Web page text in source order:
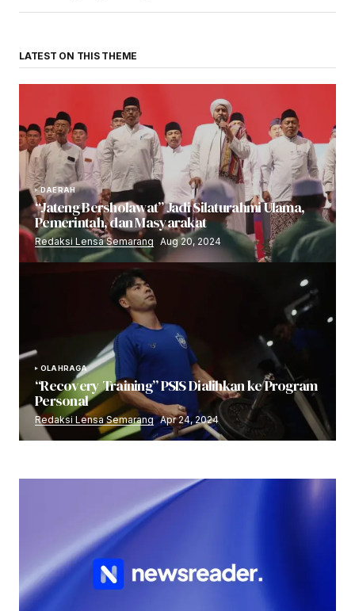
LATEST ON THIS THEME
DAERAH
“Jateng Bersholawat” Jadi Silaturahmi Ulama,
Pemerintah, dan Masyarakat
Redaksi Lensa Semarang Aug 20, 2024
OLAHRAGA
“Recovery Training” PSIS Dialihkan ke Program
Personal
Redaksi Lensa Semarang Apr 24, 2024